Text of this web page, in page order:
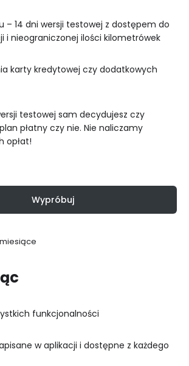
– 14 dni wersji testowej z dostępem do
i nieograniczonej ilości kilometrówek
karty kredytowej czy dodatkowych
testowej sam decydujesz czy
płatny czy nie. Nie naliczamy
opłat!
Wypróbuj
funkcjonalności
w aplikacji i dostępne z każdego